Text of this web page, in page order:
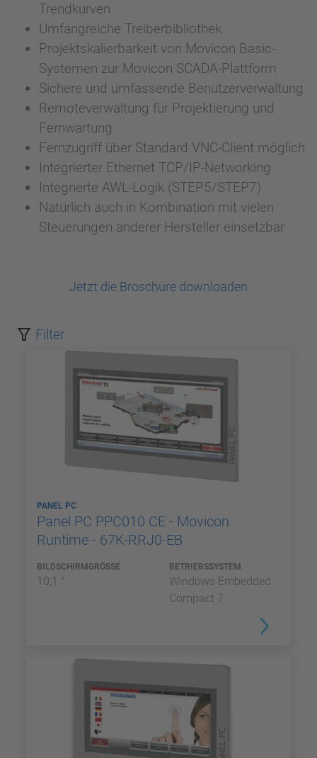
Trendkurven
Umfangreiche Treiberbibliothek
Projektskalierbarkeit von Movicon Basic-
Systemen zur Movicon SCADA-Plattform
Sichere und umfassende Benutzerverwaltung
Remoteverwaltung für Projektierung und
Fernwartung
Fernzugriff über Standard VNC-Client möglich
Integrierter Ethernet TCP/IP-Networking
Integrierte AWL-Logik (STEP5/STEP7)
Natürlich auch in Kombination mit vielen
Steuerungen anderer Hersteller einsetzbar
Jetzt die Broschüre downloaden
Filter
PANEL PC
Panel PC PPC010 CE - Movicon
Runtime - 67K-RRJ0-EB
BILDSCHIRMGRÖSSE
10,1 "
BETRIEBSSYSTEM
Windows Embedded
Compact 7